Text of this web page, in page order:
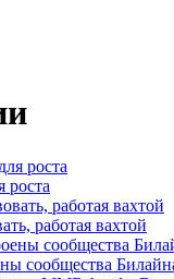
роста
работая вахтой
сообщества